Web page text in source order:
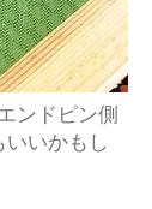
ンドピン側
いいかもし